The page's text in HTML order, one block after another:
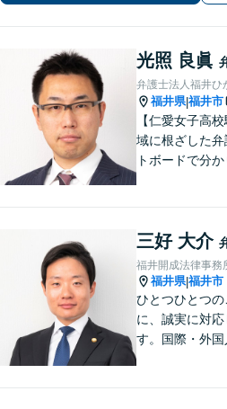
光照 良眞
弁護士法人福井ひ
福井県|福井市
【仁愛女子高
域に根ざした
トボードで分か
幅広く対応可能
金体系】法律ト
むの方は、お気
ださい。
三好 大介
福井開成法律事務
福井県|福井市
ひとつひとつ
に、誠実に対
す。国際・外